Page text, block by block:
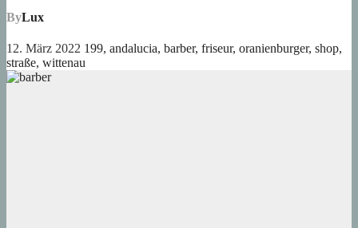
ByLux
12. März 2022 199, andalucia, barber, friseur, oranienburger, shop,
straße, wittenau